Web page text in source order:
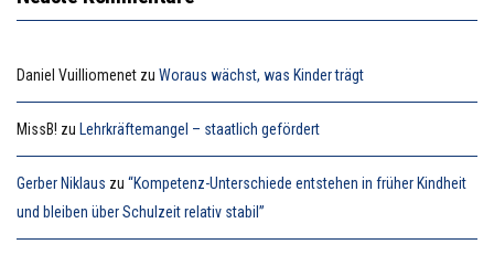
Daniel Vuilliomenet zu Woraus wächst, was Kinder trägt
MissB! zu Lehrkräftemangel – staatlich gefördert
Gerber Niklaus zu “Kompetenz-Unterschiede entstehen in früher Kindheit
und bleiben über Schulzeit relativ stabil”